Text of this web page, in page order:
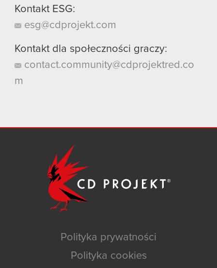
Kontakt ESG:
esg@cdprojekt.com
Kontakt dla społeczności graczy:
contact.community@cdprojektred.co
m
Polityka prywatności
Polityka cookies